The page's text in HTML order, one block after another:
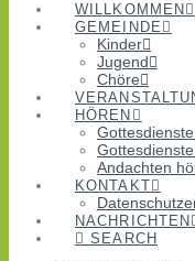
WILLKOMMEN
GEMEINDE
Kinder
Jugend
Chöre
HÖREN
Andachten
KONTAKT
NACHRICHTEN
SEARCH